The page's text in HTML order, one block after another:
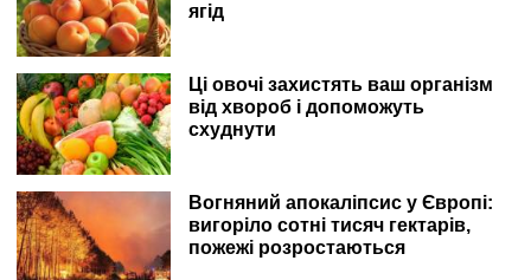
ягід
Ці овочі захистять ваш організм
від хвороб і допоможуть
схуднути
Вогняний апокаліпсис у Європі:
вигоріло сотні тисяч гектарів,
пожежі розростаються